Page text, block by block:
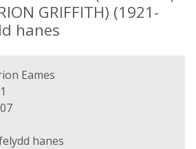
GRIFFITH) (1921-
hanes
Eames
hanes